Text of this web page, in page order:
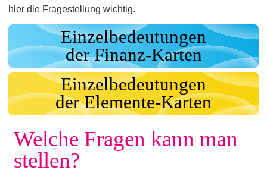
hier die Fragestellung wichtig.
Einzelbedeutungen
der Finanz-Karten
Einzelbedeutungen
der Elemente-Karten
Welche Fragen kann man
stellen?